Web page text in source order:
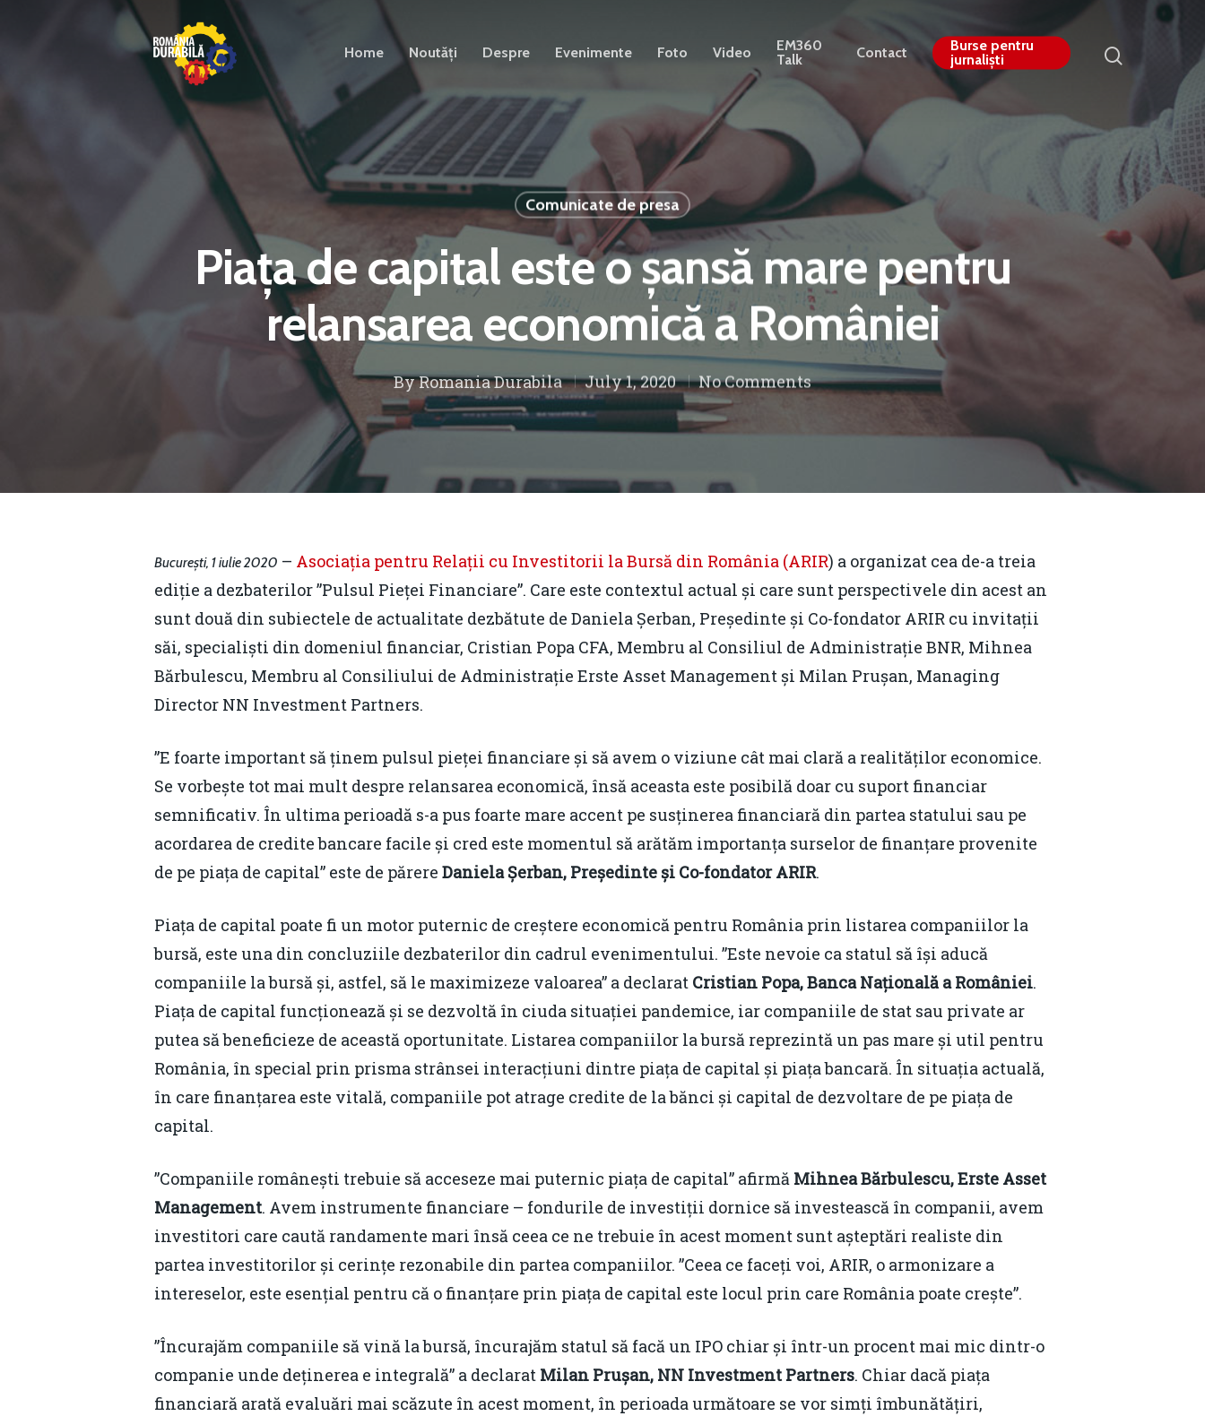
Hit enter to search or ESC to close
Home Noutăți Despre Evenimente Foto Video
EM360
Talk
Contact
Burse pentru
jurnaliști
Comunicate de presa
Piața de capital este o șansă mare pentru
relansarea economică a României
ByRomania Durabila July 1, 2020 No Comments
București, 1 iulie 2020 – Asociația pentru Relații cu Investitorii la Bursă din România (ARIR) a organizat cea de-a treia
ediție a dezbaterilor ”Pulsul Pieței Financiare”. Care este contextul actual și care sunt perspectivele din acest an
sunt două din subiectele de actualitate dezbătute de Daniela Șerban, Președinte și Co-fondator ARIR cu invitații
săi, specialiști din domeniul financiar, Cristian Popa CFA, Membru al Consiliul de Administrație BNR, Mihnea
Bărbulescu, Membru al Consiliului de Administrație Erste Asset Management și Milan Prușan, Managing
Director NN Investment Partners.
”E foarte important să ținem pulsul pieței financiare și să avem o viziune cât mai clară a realităților economice.
Se vorbește tot mai mult despre relansarea economică, însă aceasta este posibilă doar cu suport financiar
semnificativ. În ultima perioadă s-a pus foarte mare accent pe susținerea financiară din partea statului sau pe
acordarea de credite bancare facile și cred este momentul să arătăm importanța surselor de finanțare provenite
de pe piața de capital” este de părere Daniela Șerban, Președinte și Co-fondator ARIR.
Piața de capital poate fi un motor puternic de creștere economică pentru România prin listarea companiilor la
bursă, este una din concluziile dezbaterilor din cadrul evenimentului. ”Este nevoie ca statul să își aducă
companiile la bursă și, astfel, să le maximizeze valoarea” a declarat Cristian Popa, Banca Națională a României.
Piața de capital funcționează și se dezvoltă în ciuda situației pandemice, iar companiile de stat sau private ar
putea să beneficieze de această oportunitate. Listarea companiilor la bursă reprezintă un pas mare și util pentru
România, în special prin prisma strânsei interacțiuni dintre piața de capital și piața bancară. În situația actuală,
în care finanțarea este vitală, companiile pot atrage credite de la bănci și capital de dezvoltare de pe piața de
capital.
”Companiile românești trebuie să acceseze mai puternic piața de capital” afirmă Mihnea Bărbulescu, Erste Asset
Management. Avem instrumente financiare – fondurile de investiții dornice să investească în companii, avem
investitori care caută randamente mari însă ceea ce ne trebuie în acest moment sunt așteptări realiste din
partea investitorilor și cerințe rezonabile din partea companiilor. ”Ceea ce faceți voi, ARIR, o armonizare a
intereselor, este esențial pentru că o finanțare prin piața de capital este locul prin care România poate crește”.
”Încurajăm companiile să vină la bursă, încurajăm statul să facă un IPO chiar și într-un procent mai mic dintr-o
companie unde deținerea e integrală” a declarat Milan Prușan, NN Investment Partners. Chiar dacă piața
financiară arată evaluări mai scăzute în acest moment, în perioada următoare se vor simți îmbunătățiri,